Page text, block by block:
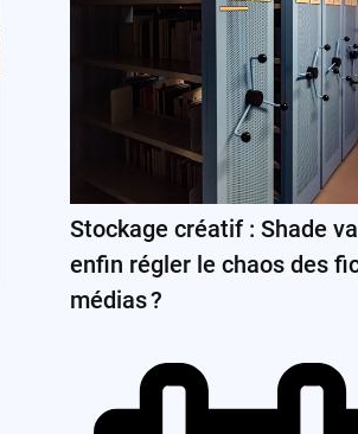
Stockage créatif : Shade
enfin régler le chaos des
médias ?